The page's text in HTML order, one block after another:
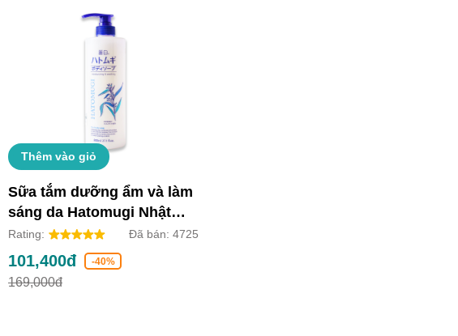
Thêm vào giỏ
Sữa tắm dưỡng ẩm và làm
sáng da Hatomugi Nhật
Bản (Chai 800ml)
Rating: Đã bán: 4725
101,400đ -40%
169,000đ